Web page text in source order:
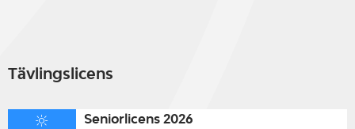
Tävlingslicens
Seniorlicens 2026